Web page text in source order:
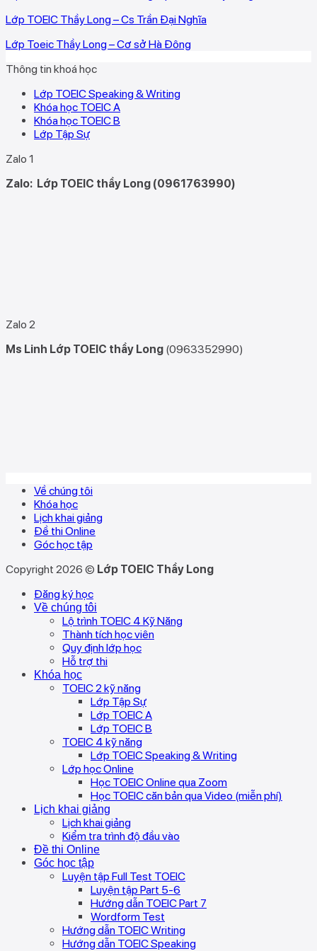
Lớp TOEIC Thầy Long – Cs Trần Đại Nghĩa
Lớp Toeic Thầy Long – Cơ sở Hà Đông
Thông tin khoá học
Lớp TOEIC Speaking & Writing
Khóa học TOEIC A
Khóa học TOEIC B
Lớp Tập Sự
Zalo 1
Zalo: Lớp TOEIC thầy Long (0961763990)
Zalo 2
Ms Linh Lớp TOEIC thầy Long (0963352990)
Về chúng tôi
Khóa học
Lịch khai giảng
Đề thi Online
Góc học tập
Copyright 2026 © Lớp TOEIC Thầy Long
Đăng ký học
Về chúng tôi
Lộ trình TOEIC 4 Kỹ Năng
Thành tích học viên
Quy định lớp học
Hỗ trợ thi
Khóa học
TOEIC 2 kỹ năng
Lớp Tập Sự
Lớp TOEIC A
Lớp TOEIC B
TOEIC 4 kỹ năng
Lớp TOEIC Speaking & Writing
Lớp học Online
Học TOEIC Online qua Zoom
Học TOEIC căn bản qua Video (miễn phí)
Lịch khai giảng
Lịch khai giảng
Kiểm tra trình độ đầu vào
Đề thi Online
Góc học tập
Luyện tập Full Test TOEIC
Luyện tập Part 5-6
Hướng dẫn TOEIC Part 7
Wordform Test
Hướng dẫn TOEIC Writing
Hướng dẫn TOEIC Speaking